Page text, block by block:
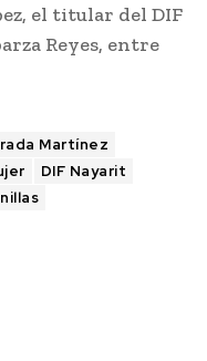
el titular del DIF
Reyes, entre
Martínez
DIF Nayarit